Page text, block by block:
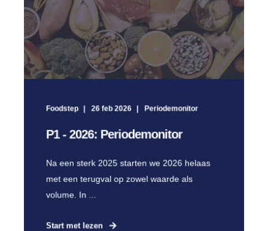
Foodstep 26 feb 2026 Periodemonitor
P1 - 2026: Periodemonitor
Na een sterk 2025 starten we 2026 helaas
met een terugval op zowel waarde als
volume. In ...
Start met lezen